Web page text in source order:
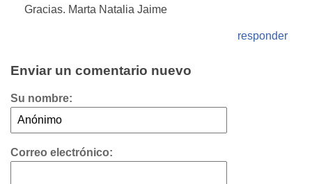
Gracias. Marta Natalia Jaime
responder
Enviar un comentario nuevo
Su nombre:
Correo electrónico: